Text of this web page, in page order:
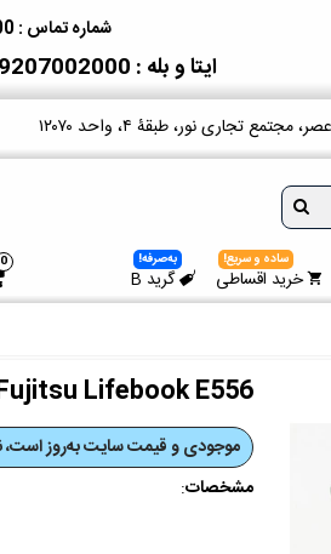
شماره تماس : 09207002000
ایتا و بله : 09207002000
مجتمع تجاری نور، طبقۀ ۴، واحد ۱۲۰۷۰
خرید اقساطی
ساده و سریع!
گرید B
به‌صرفه! 0
Lifebook E556
موجودی و قیمت‌ سایت به‌روز است،
مشخصات: